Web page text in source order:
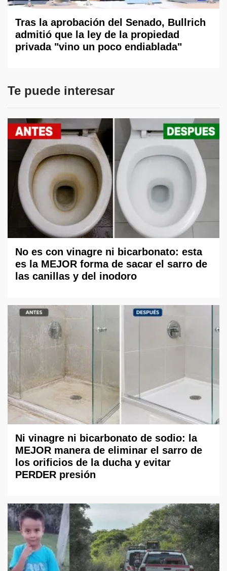
Tras la aprobación del Senado, Bullrich
admitió que la ley de la propiedad
privada "vino un poco endiablada"
Te puede interesar
No es con vinagre ni bicarbonato: esta
es la MEJOR forma de sacar el sarro de
las canillas y del inodoro
Ni vinagre ni bicarbonato de sodio: la
MEJOR manera de eliminar el sarro de
los orificios de la ducha y evitar
PERDER presión